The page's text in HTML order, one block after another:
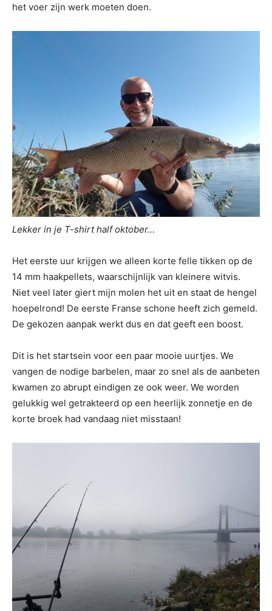
het voer zijn werk moeten doen.
Lekker in je T-shirt half oktober…
Het eerste uur krijgen we alleen korte felle tikken op de
14 mm haakpellets, waarschijnlijk van kleinere witvis.
Niet veel later giert mijn molen het uit en staat de hengel
hoepelrond! De eerste Franse schone heeft zich gemeld.
De gekozen aanpak werkt dus en dat geeft een boost.
Dit is het startsein voor een paar mooie uurtjes. We
vangen de nodige barbelen, maar zo snel als de aanbeten
kwamen zo abrupt eindigen ze ook weer. We worden
gelukkig wel getrakteerd op een heerlijk zonnetje en de
korte broek had vandaag niet misstaan!